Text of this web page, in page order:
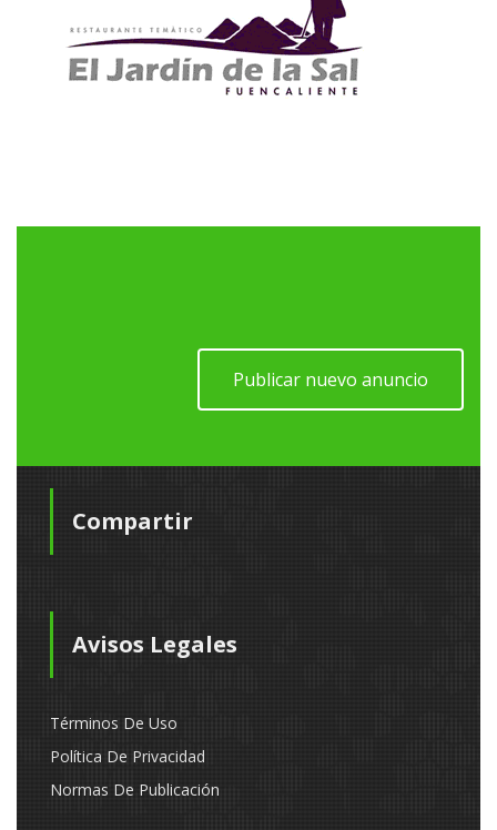
Publicar nuevo anuncio
Compartir
Avisos Legales
Términos De Uso
Política De Privacidad
Normas De Publicación